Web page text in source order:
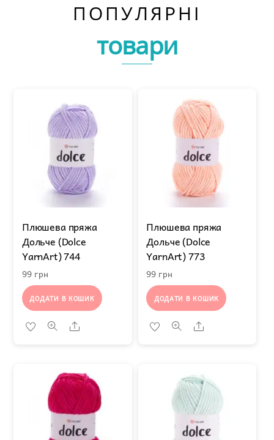
ПОПУЛЯРНІ
товари
Плюшева пряжа
Дольче (Dolce
YarnArt) 744
99 грн
ДОДАТИ В КОШИК
Share
Плюшева пряжа
Дольче (Dolce
YarnArt) 773
99 грн
ДОДАТИ В КОШИК
Share